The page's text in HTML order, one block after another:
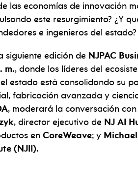
las economías de innovación
este resurgimiento? ¿Y
e ingenieros del estado?
siguiente edición de NJPAC
m., donde los líderes del
estado está consolidando su
fabricación avanzada y
, moderará la conversación con
, director ejecutivo de NJ AI
en CoreWeave; y
(NJII).